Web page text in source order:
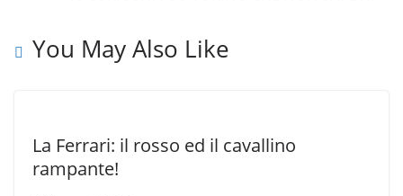
You May Also Like
La Ferrari: il rosso ed il cavallino
rampante!